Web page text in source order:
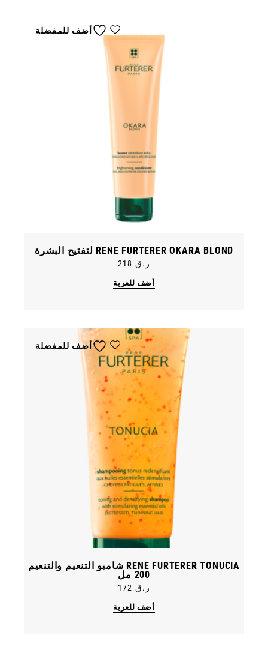
أضف للمفضلة
RENE FURTERER OKARA BLOND لتفتيح البشرة
ر.ق
أضف للعربة
أضف للمفضلة
RENE FURTERER TONUCIA شامبو التنعيم والتنعيم
200 مل
ر.ق
أضف للعربة